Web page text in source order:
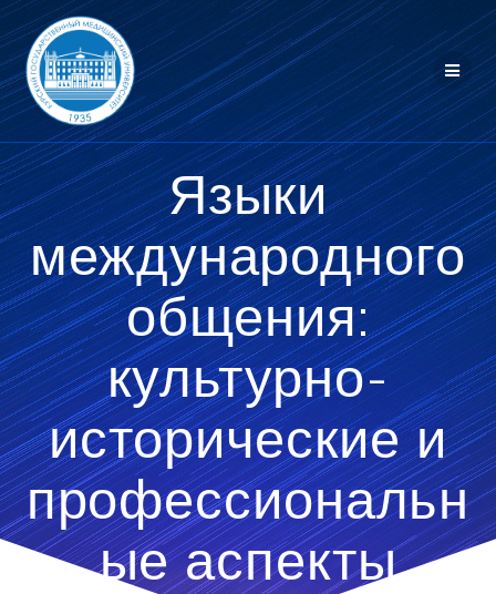
Перейти
к
контенту
Языки
международного
общения:
культурно-
исторические и
профессиональн
ые аспекты